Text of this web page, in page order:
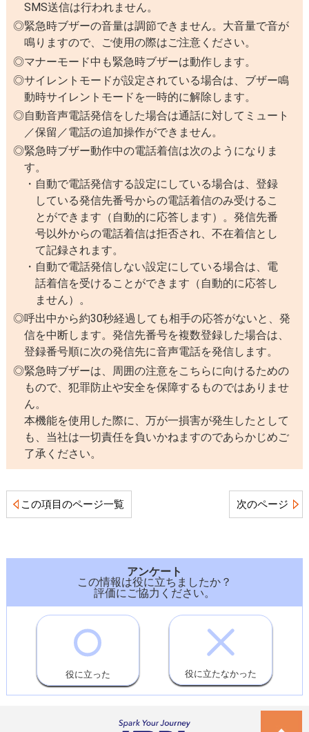
SMS送信は行われません。
緊急時ブザーの音量は調節できません。大音量で音が
鳴りますので、ご使用の際はご注意ください。
マナーモード中も緊急時ブザーは動作します。
サイレントモードが設定されている場合は、ブザー鳴
動時サイレントモードを一時的に解除します。
自動音声電話発信をした場合は通話に対してミュート
／保留／電話の追加操作ができません。
緊急時ブザー動作中の電話着信は次のようになりま
す。
自動で電話発信する設定にしている場合は、登録
している発信先番号からの電話着信のみ受けるこ
とができます（自動的に応答します）。発信先番
号以外からの電話着信は拒否され、不在着信とし
て記録されます。
自動で電話発信しない設定にしている場合は、電
話着信を受けることができます（自動的に応答し
ません）。
呼出中から約30秒経過しても相手の応答がないと、発
信を中断します。発信先番号を複数登録した場合は、
登録番号順に次の発信先に音声電話を発信します。
緊急時ブザーは、周囲の注意をこちらに向けるための
もので、犯罪防止や安全を保障するものではありませ
ん。
本機能を使用した際に、万が一損害が発生したとして
も、当社は一切責任を負いかねますのであらかじめご
了承ください。
この項目のページ一覧 次のページ
アンケート
この情報は役に立ちましたか？
評価にご協力ください。
役に立った 役に立たなかった